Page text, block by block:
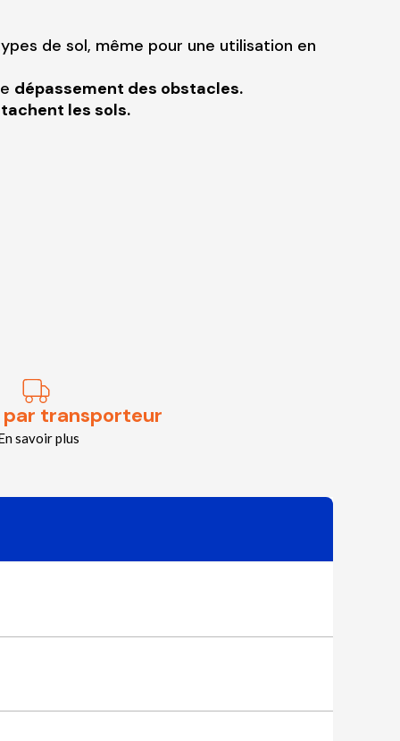
de sol, même pour une utilisation en
dépassement des obstacles.
les sols.
par transporteur
savoir plus